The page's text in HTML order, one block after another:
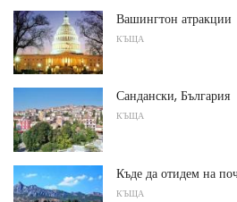
Вашингтон атракции
КЪЩА
Сандански, България
КЪЩА
Къде да отидем на
КЪЩА